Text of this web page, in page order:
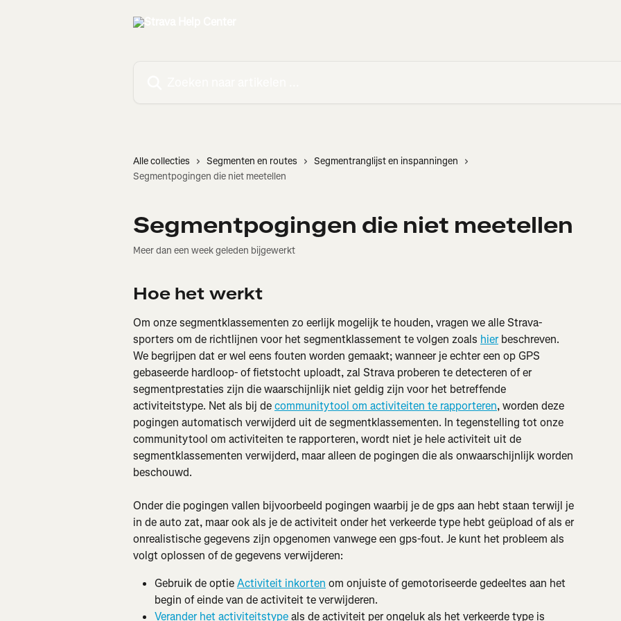
Alle collecties Segmenten en routes
Segmentranglijst en inspanningen
Segmentpogingen die niet meetellen
Segmentpogingen die niet meetellen
Meer dan een week geleden bijgewerkt
Hoe het werkt
Om onze segmentklassementen zo eerlijk mogelijk te houden, vragen we alle Strava-
sporters om de richtlijnen voor het segmentklassement te volgen zoals hier beschreven.
We begrijpen dat er wel eens fouten worden gemaakt; wanneer je echter een op GPS
gebaseerde hardloop- of fietstocht uploadt, zal Strava proberen te detecteren of er
segmentprestaties zijn die waarschijnlijk niet geldig zijn voor het betreffende
activiteitstype. Net als bij de communitytool om activiteiten te rapporteren, worden deze
pogingen automatisch verwijderd uit de segmentklassementen. In tegenstelling tot onze
communitytool om activiteiten te rapporteren, wordt niet je hele activiteit uit de
segmentklassementen verwijderd, maar alleen de pogingen die als onwaarschijnlijk worden
beschouwd.
Onder die pogingen vallen bijvoorbeeld pogingen waarbij je de gps aan hebt staan terwijl je
in de auto zat, maar ook als je de activiteit onder het verkeerde type hebt geüpload of als er
onrealistische gegevens zijn opgenomen vanwege een gps-fout. Je kunt het probleem als
volgt oplossen of de gegevens verwijderen:
Gebruik de optie Activiteit inkorten om onjuiste of gemotoriseerde gedeeltes aan het
begin of einde van de activiteit te verwijderen.
Verander het activiteitstype als de activiteit per ongeluk als het verkeerde type is